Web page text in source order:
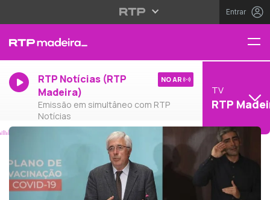
Entrar
RTP Notícias (RTP
Madeira)
Emissão em simultâneo com RTP
Notícias
NO AR
TV
RTP